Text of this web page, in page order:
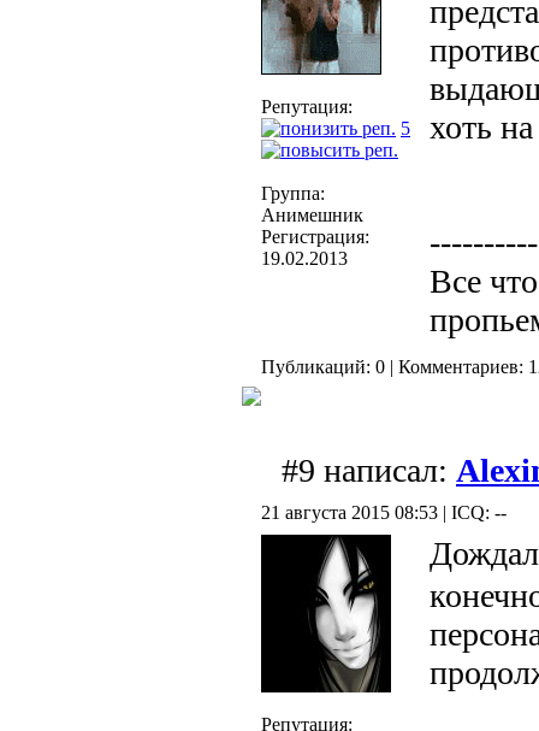
Репутация:
5
Группа:
Анимешник
Регистрация:
19.02.2013
хоть
Все
Публикаций: 0 | Комментариев:
#9 написал:
21 августа 2015 08:53 | ICQ: --
Репутация: